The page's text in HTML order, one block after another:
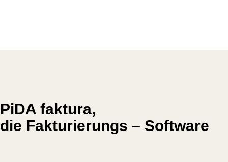
PiDA faktura,
die Fakturierungs – Software